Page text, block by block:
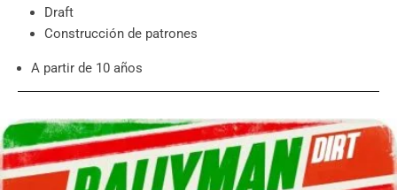
Draft
Construcción de patrones
A partir de 10 años